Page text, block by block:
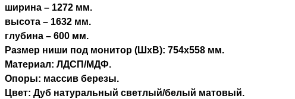
ширина – 1272 мм.
высота – 1632 мм.
глубина – 600 мм.
Размер ниши под монитор (ШхВ): 754х558 мм.
Материал: ЛДСП/МДФ.
Опоры: массив березы.
Цвет: Дуб натуральный светлый/белый матовый.